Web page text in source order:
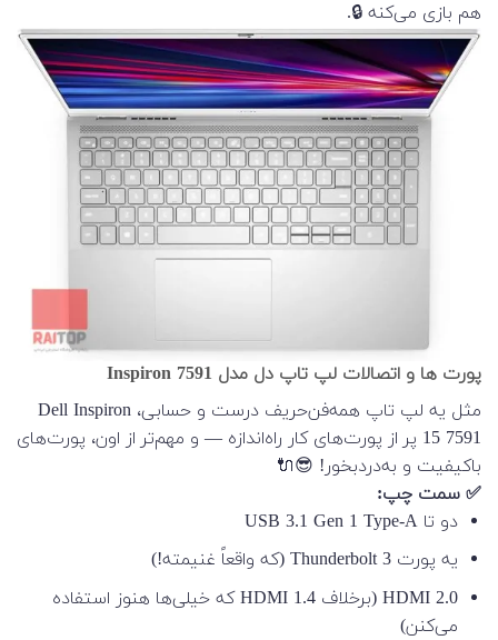
هم بازی می‌کنه 🔒.
پورت ها و اتصالات لپ تاپ دل مدل Inspiron 7591
مثل یه لپ تاپ همه‌فن‌حریف درست‌ و حسابی، Dell Inspiron
15 7591 پر از پورت‌های کار راه‌اندازه — و مهم‌تر از اون، پورت‌های
باکیفیت و به‌دردبخور! 😎🔌
✅ سمت چپ:
دو تا USB 3.1 Gen 1 Type-A
یه پورت Thunderbolt 3 (که واقعاً غنیمته!)
HDMI 2.0 (برخلاف HDMI 1.4 که خیلی‌ها هنوز استفاده
می‌کنن)